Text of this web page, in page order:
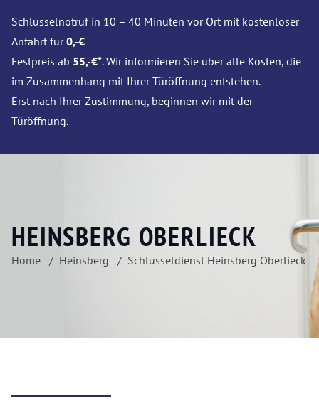
Schlüsselnotruf in 10 – 40 Minuten vor Ort mit kostenloser
Anfahrt für0,-€
Festpreis ab 55,-€*. Wir informieren Sie über alle Kosten, die
im Zusammenhang mit Ihrer Türöffnung entstehen.
Erst nach Ihrer Zustimmung, beginnen wir mit der
Türöffnung.
HEINSBERG OBERLIECK
Home Heinsberg Schlüsseldienst Heinsberg Oberlieck